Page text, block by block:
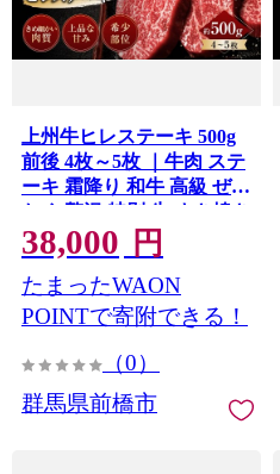
上州牛ヒレステーキ 500g
前後 4枚～5枚 ｜牛肉 ステ
ーキ 霜降り 和牛 高級 ぜい
たく 贅沢 特別 牛 すき焼き
炒め物 ブランド牛 上州牛
使いやすい 便利 長期保存
冷凍 ストック 群馬県 前橋
市
38,000 円
たまったWAON
POINTで寄附できる！
（0）
群馬県前橋市